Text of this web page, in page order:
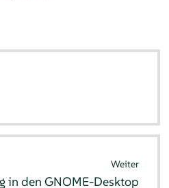
Weiter
in den GNOME-Desktop